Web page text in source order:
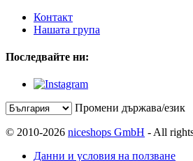
Контакт
Нашата група
Последвайте ни:
Промени държава/език
© 2010-2026 niceshops GmbH - All
Данни и условия на ползване